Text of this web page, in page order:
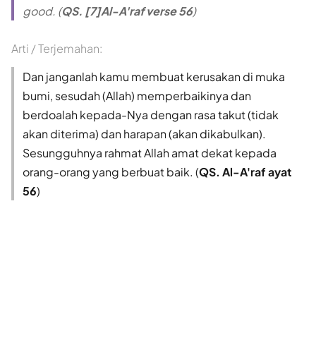
good. (QS. [7]Al-A'raf verse 56)
Arti / Terjemahan:
Dan janganlah kamu membuat kerusakan di muka
bumi, sesudah (Allah) memperbaikinya dan
berdoalah kepada-Nya dengan rasa takut (tidak
akan diterima) dan harapan (akan dikabulkan).
Sesungguhnya rahmat Allah amat dekat kepada
orang-orang yang berbuat baik. (QS. Al-A'raf ayat
56)